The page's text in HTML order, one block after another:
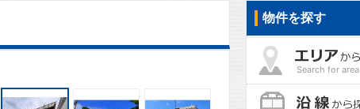
物件を探す
Search for area